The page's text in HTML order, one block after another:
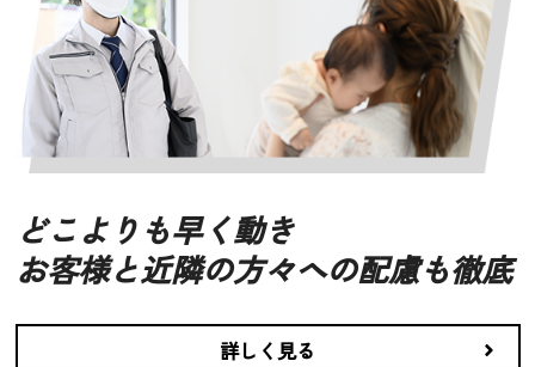
どこよりも早く動き
お客様と近隣の方々への配慮も徹底
詳しく見る